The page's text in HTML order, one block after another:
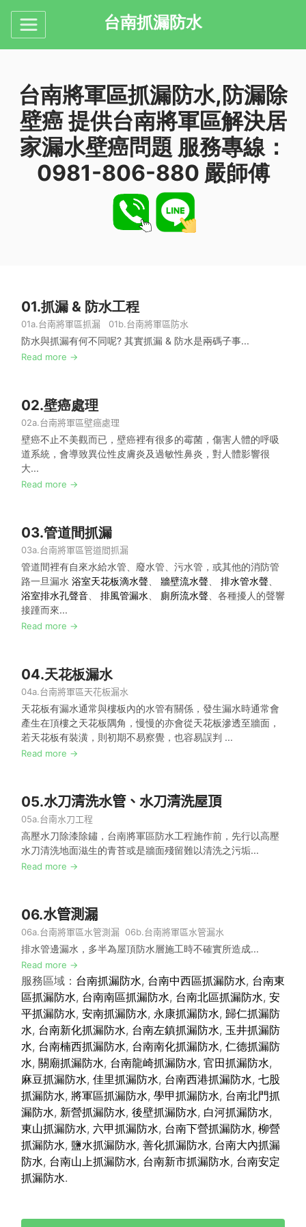
台南抓漏防水
台南將軍區抓漏防水,防漏除
壁癌 提供台南將軍區解決居
家漏水壁癌問題 服務專線：
0981-806-880 嚴師傅
01.抓漏 & 防水工程
01a.台南將軍區抓漏 01b.台南將軍區防水
防水與抓漏有何不同呢? 其實抓漏 & 防水是兩碼子事...
Read more →
02.壁癌處理
02a.台南將軍區壁癌處理
壁癌不止不美觀而已，壁癌裡有很多的霉菌，傷害人體的呼吸
道系統，會導致異位性皮膚炎及過敏性鼻炎，對人體影響很
大...
Read more →
03.管道間抓漏
03a.台南將軍區管道間抓漏
管道間裡有自來水給水管、廢水管、污水管，或其他的消防管
路一旦漏水 浴室天花板滴水聲 牆壁流水聲 排水管水聲
浴室排水孔聲音
排風管漏水 廁所流水聲 、各種擾人的聲響
接踵而來...
Read more →
04.天花板漏水
04a.台南將軍區天花板漏水
天花板有漏水通常與樓板內的水管有關係，發生漏水時通常會
產生在頂樓之天花板隅角，慢慢的亦會從天花板滲透至牆面，
若天花板有裝潢，則初期不易察覺，也容易誤判 ...
Read more →
05.水刀清洗水管、水刀清洗屋頂
05a.台南水刀工程
高壓水刀除漆除鏽，台南將軍區防水工程施作前，先行以高壓
水刀清洗地面滋生的青苔或是牆面殘留難以清洗之污垢...
Read more →
06.水管測漏
06a.台南將軍區水管測漏 06b.台南將軍區水管漏水
排水管邊漏水，多半為屋頂防水層施工時不確實所造成...
Read more →
服務區域： 台南抓漏防水, 台南中西區抓漏防水, 台南東
區抓漏防水, 台南南區抓漏防水, 台南北區抓漏防水, 安
平抓漏防水, 安南抓漏防水, 永康抓漏防水, 歸仁抓漏防
水, 台南新化抓漏防水, 台南左鎮抓漏防水, 玉井抓漏防
水, 台南楠西抓漏防水, 台南南化抓漏防水, 仁德抓漏防
水, 關廟抓漏防水, 台南龍崎抓漏防水, 官田抓漏防水,
麻豆抓漏防水, 佳里抓漏防水, 台南西港抓漏防水, 七股
抓漏防水, 將軍區抓漏防水, 學甲抓漏防水, 台南北門抓
漏防水, 新營抓漏防水, 後壁抓漏防水, 白河抓漏防水,
東山抓漏防水, 六甲抓漏防水, 台南下營抓漏防水, 柳營
抓漏防水, 鹽水抓漏防水, 善化抓漏防水, 台南大內抓漏
防水, 台南山上抓漏防水, 台南新市抓漏防水, 台南安定
抓漏防水.